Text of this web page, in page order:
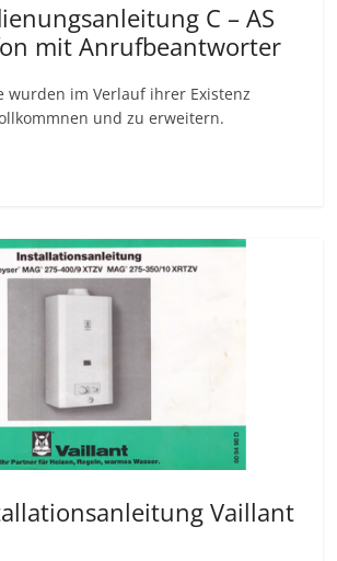
C – AS
mit Anrufbeantworter
wurden im Verlauf ihrer Existenz
und zu erweitern.
Vaillant